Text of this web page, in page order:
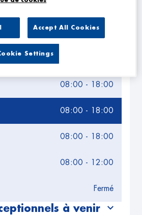
08:00 - 18:00
08:00 - 18:00
08:00 - 18:00
08:00 - 12:00
Fermé
à venir
Accept All Cookies
Settings